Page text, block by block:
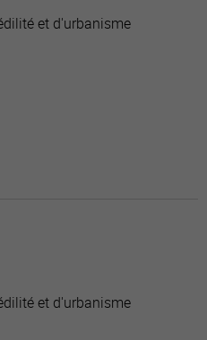
et d'urbanisme
et d'urbanisme